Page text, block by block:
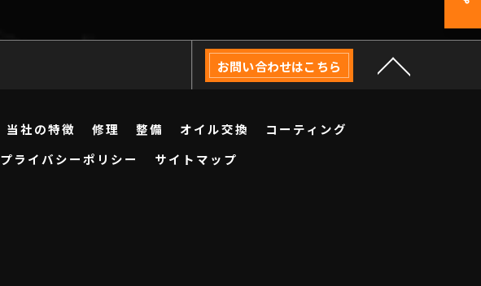
お問い合わせはこちら
当社の特徴 修理 整備 オイル交換
コーティング
プライバシーポリシー サイトマップ